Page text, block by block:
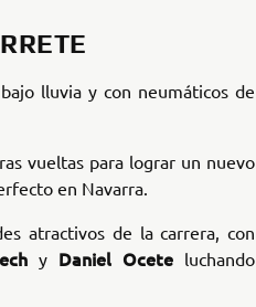
lluvia y con neumáticos de
vueltas para lograr un nuevo
en Navarra.
atractivos de la carrera, con
y Daniel Oceteluchando